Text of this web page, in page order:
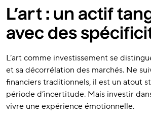
L’art : un actif
avec des
L’art comme investissement se
et sa décorrélation des marchés. Ne
financiers traditionnels, il est un atout
période d’incertitude. Mais investir dans
vivre une expérience émotionnelle.